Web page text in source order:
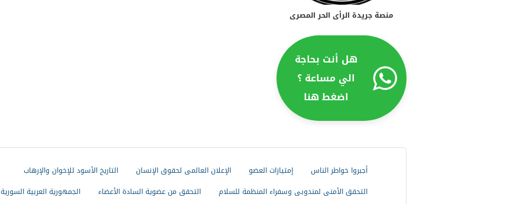
منصة جريدة الرأى الحر المصرى
هل أنت بحاجة
الي مساعة ؟
اضغط هنا
أجبروا خواطر الناس إمتيازات العضو الإعلان العالمى لحقوق الإنسان
التاريخ الأسود للإخوان والإرهاب
التحقق الأمنى لمندوبى وسفراء المنظمة للسلام
التحقق من عضوية السادة الأعضاء الجمهورية العربية السورية